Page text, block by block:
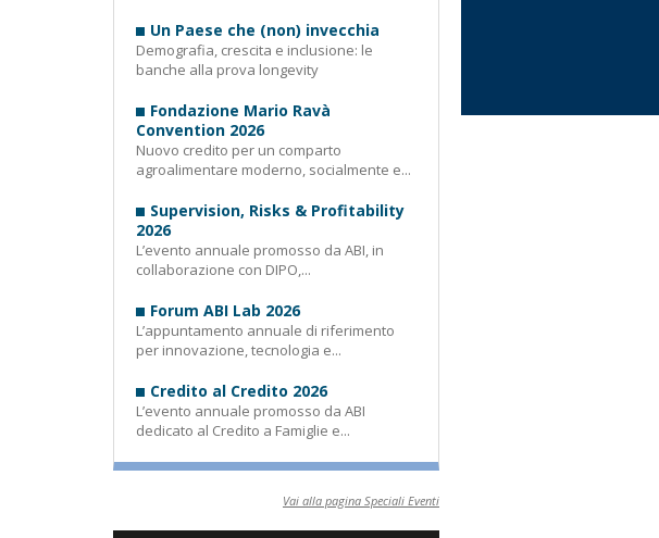
Un Paese che (non) invecchia
Demografia, crescita e inclusione: le
banche alla prova longevity
Fondazione Mario Ravà
Convention 2026
Nuovo credito per un comparto
agroalimentare moderno, socialmente e...
Supervision, Risks & Profitability
2026
L’evento annuale promosso da ABI, in
collaborazione con DIPO,...
Forum ABI Lab 2026
L’appuntamento annuale di riferimento
per innovazione, tecnologia e...
Credito al Credito 2026
L’evento annuale promosso da ABI
dedicato al Credito a Famiglie e...
Vai alla pagina Speciali Eventi